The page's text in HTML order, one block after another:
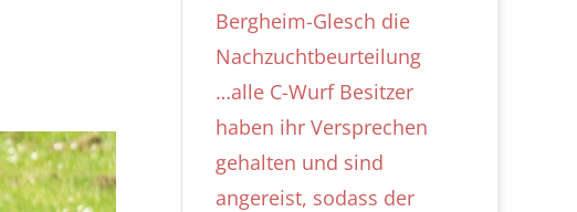
Bergheim-Glesch die
Nachzuchtbeurteilung
…alle C-Wurf Besitzer
haben ihr Versprechen
gehalten und sind
angereist, sodass der